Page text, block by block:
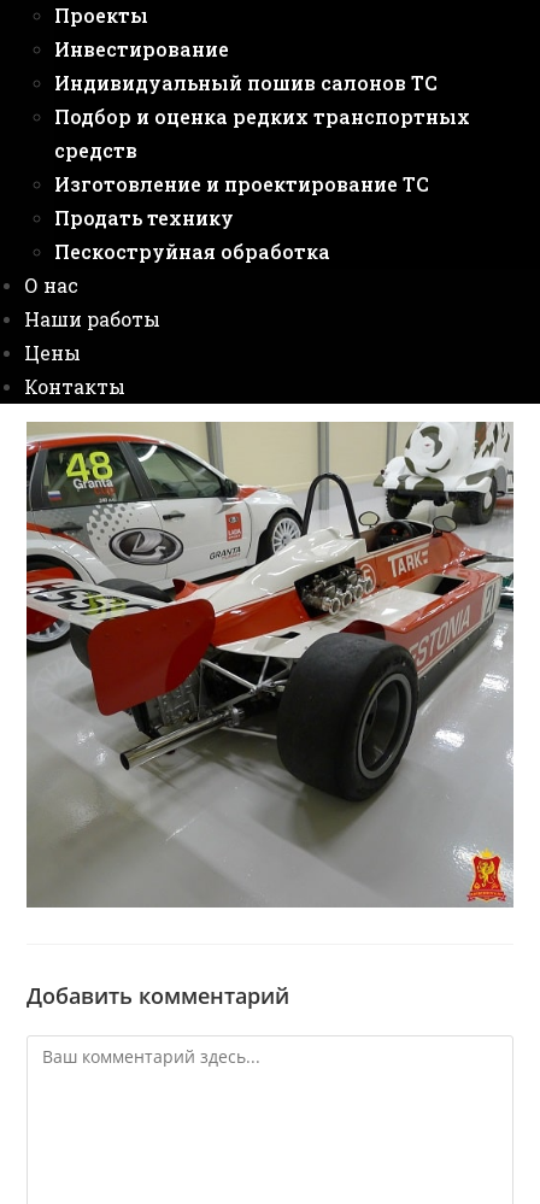
Проекты
Инвестирование
Индивидуальный пошив салонов ТС
Подбор и оценка редких транспортных
средств
Изготовление и проектирование ТС
Продать технику
Пескоструйная обработка
О нас
Наши работы
Цены
Контакты
Добавить комментарий
Комментарий